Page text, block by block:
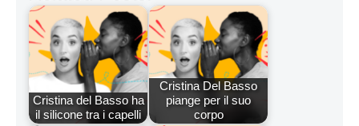
Cristina del Basso ha
il silicone tra i capelli
Cristina Del Basso
piange per il suo
corpo